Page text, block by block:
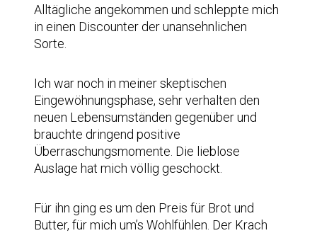
Alltägliche angekommen und schleppte mich
in einen Discounter der unansehnlichen
Sorte.
Ich war noch in meiner skeptischen
Eingewöhnungsphase, sehr verhalten den
neuen Lebensumständen gegenüber und
brauchte dringend positive
Überraschungsmomente. Die lieblose
Auslage hat mich völlig geschockt.
Für ihn ging es um den Preis für Brot und
Butter, für mich um’s Wohlfühlen. Der Krach